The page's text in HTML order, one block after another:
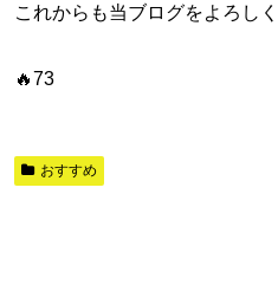
これからも当ブログをよろし
🔥73
おすすめ